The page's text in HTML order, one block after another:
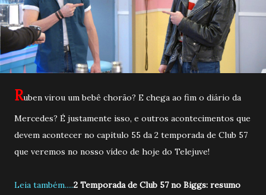
Ruben virou um bebê chorão? E chega ao fim o diário da
Mercedes? É justamente isso, e outros acontecimentos que
devem acontecer no capitulo 55 da 2 temporada de Club 57
que veremos no nosso vídeo de hoje do Telejuve!
Leia também.....2 Temporada de Club 57 no Biggs: resumo